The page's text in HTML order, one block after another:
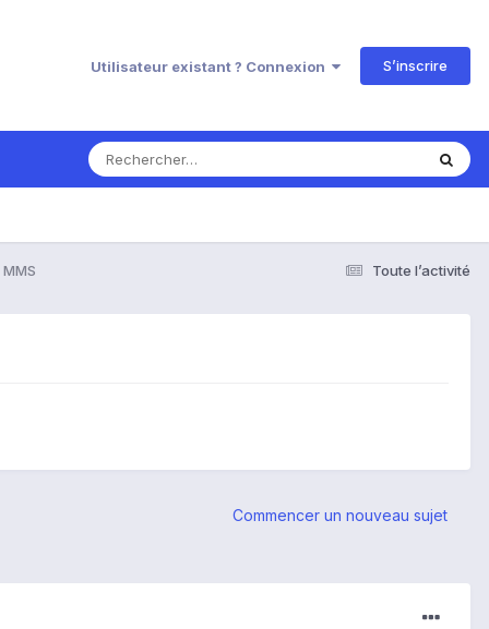
Utilisateur existant ? Connexion S’inscrire
Toute l’activité
Commencer un nouveau sujet